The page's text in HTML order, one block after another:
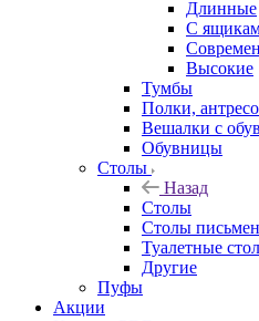
Длинные
С
Высокие
Тумбы
Полки,
Вешалки с
Обувницы
Столы
Назад
Столы
Столы
Туалетные
Другие
Пуфы
Акции